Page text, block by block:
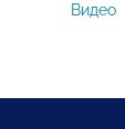
Видео